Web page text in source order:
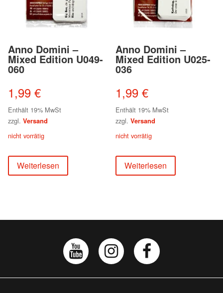
nicht vorrätig
Anno Domini –
Mixed Edition U049-
060
1,99 €
Enthält 19% MwSt
zzgl. Versand
Weiterlesen
nicht vorrätig
Anno Domini –
Mixed Edition U025-
036
1,99€
Enthält 19% MwSt
zzgl.Versand
Weiterlesen